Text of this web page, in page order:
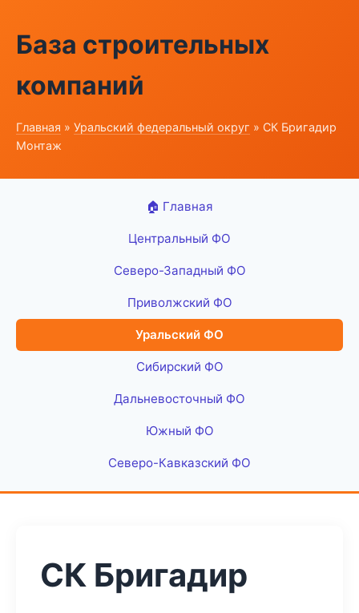
База строительных
компаний
Главная » Уральский федеральный округ » СК Бригадир
Монтаж
🏠 Главная
Центральный ФО
Северо-Западный ФО
Приволжский ФО
Уральский ФО
Сибирский ФО
Дальневосточный ФО
Южный ФО
Северо-Кавказский ФО
СК Бригадир